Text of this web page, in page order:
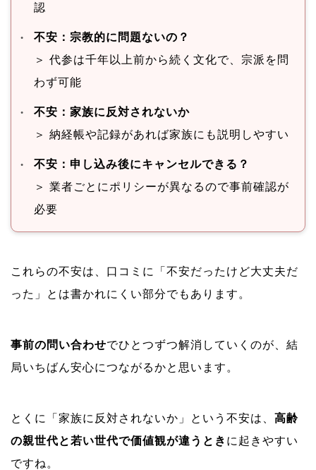
認
不安：宗教的に問題ないの？
＞ 代参は千年以上前から続く文化で、宗派を問
わず可能
不安：家族に反対されないか
＞ 納経帳や記録があれば家族にも説明しやすい
不安：申し込み後にキャンセルできる？
＞ 業者ごとにポリシーが異なるので事前確認が
必要
これらの不安は、口コミに「不安だったけど大丈夫だ
った」とは書かれにくい部分でもあります。
事前の問い合わせでひとつずつ解消していくのが、結
局いちばん安心につながるかと思います。
とくに「家族に反対されないか」という不安は、 高齢
の親世代と若い世代で価値観が違うとき に起きやすい
ですね。